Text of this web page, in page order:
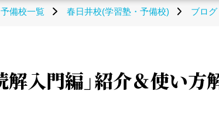
備校一覧 春日井校(学習塾・予備校) ブログ
入門編」紹介＆使い方